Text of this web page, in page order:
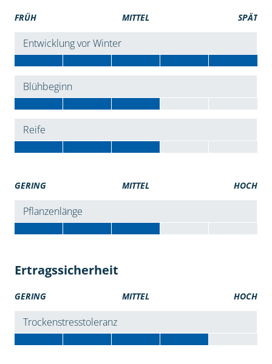
FRÜH MITTEL SPÄT
Entwicklung vor Winter
Blühbeginn
Reife
GERING MITTEL HOCH
Pflanzenlänge
Ertragssicherheit
GERING MITTEL HOCH
Trockenstresstoleranz